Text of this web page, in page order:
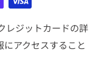
（フレークホ
インストーンクリ
ムゴールド）
レジットカードの詳
アクセスすること